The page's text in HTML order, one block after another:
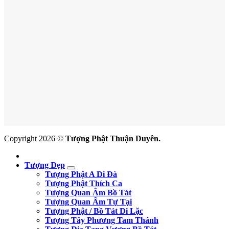
Copyright 2026 © Tượng Phật Thuận Duyên.
Tượng Đẹp
Tượng Phật A Di Đà
Tượng Phật Thích Ca
Tượng Quan Âm Bồ Tát
Tượng Quan Âm Tự Tại
Tượng Phật / Bồ Tát Di Lặc
Tượng Tây Phương Tam Thánh